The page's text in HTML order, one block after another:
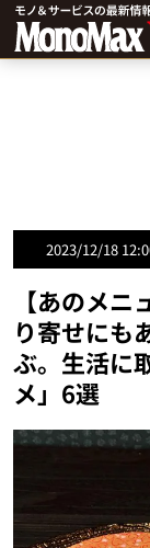
2023/12/18
【あのメ
り寄せにも
ぶ。生活に
メ」6選